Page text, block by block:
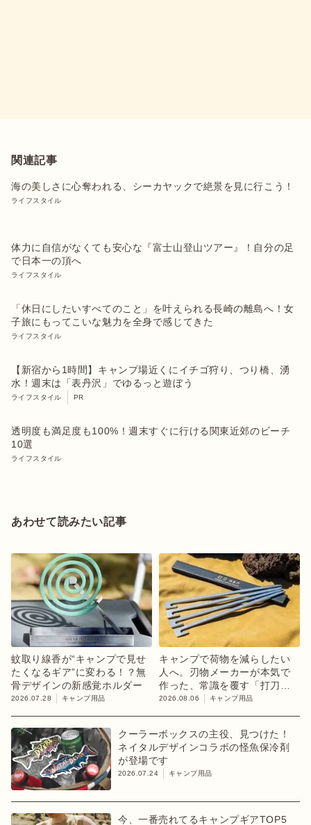
関連記事
海の美しさに心奪われる、シーカヤックで絶景を見に行こう！
ライフスタイル
体力に自信がなくても安心な『富士山登山ツアー』！自分の足
で日本一の頂へ
ライフスタイル
「休日にしたいすべてのこと」を叶えられる長崎の離島へ！女
子旅にもってこいな魅力を全身で感じてきた
ライフスタイル
【新宿から1時間】キャンプ場近くにイチゴ狩り、つり橋、湧
水！週末は「表丹沢」でゆるっと遊ぼう
ライフスタイル PR
透明度も満足度も100%！週末すぐに行ける関東近郊のビーチ
10選
ライフスタイル
あわせて読みたい記事
蚊取り線香が“キャンプで見せ
たくなるギア”に変わる！？無
骨デザインの新感覚ホルダー
2026.07.28 キャンプ用品
キャンプで荷物を減らしたい
人へ。刃物メーカーが本気で
作った、常識を覆す「打刀」
ペグ
2026.08.06 キャンプ用品
クーラーボックスの主役、見つけた！
ネイタルデザインコラボの怪魚保冷剤
が登場です
2026.07.24 キャンプ用品
今、一番売れてるキャンプギアTOP5